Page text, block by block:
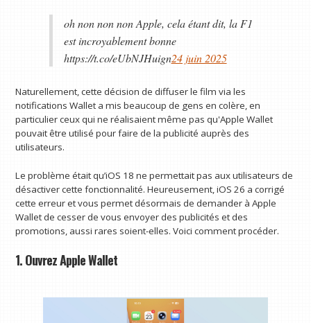
oh non non non Apple, cela étant dit, la F1
est incroyablement bonne
https://t.co/eUbNJHuign24 juin 2025
Naturellement, cette décision de diffuser le film via les
notifications Wallet a mis beaucoup de gens en colère, en
particulier ceux qui ne réalisaient même pas qu'Apple Wallet
pouvait être utilisé pour faire de la publicité auprès des
utilisateurs.
Le problème était qu’iOS 18 ne permettait pas aux utilisateurs de
désactiver cette fonctionnalité. Heureusement, iOS 26 a corrigé
cette erreur et vous permet désormais de demander à Apple
Wallet de cesser de vous envoyer des publicités et des
promotions, aussi rares soient-elles. Voici comment procéder.
1. Ouvrez Apple Wallet